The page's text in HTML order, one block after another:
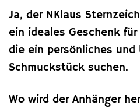
Ja, der NKlaus
ein ideales Geschenk
die ein persönliches
Schmuckstück suchen.
Wo wird der Anhänger